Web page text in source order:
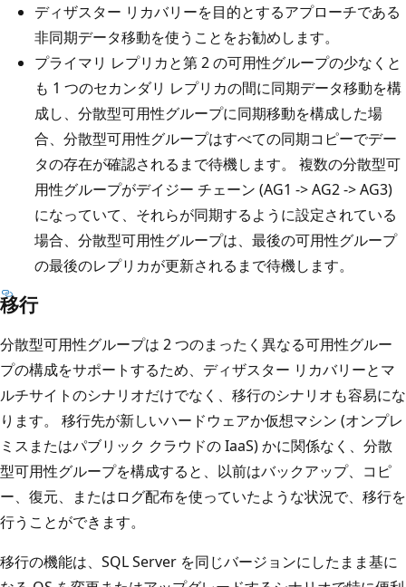
ディザスター リカバリーを目的とするアプローチである
非同期データ移動を使うことをお勧めします。
プライマリ レプリカと第 2 の可用性グループの少なくと
も 1 つのセカンダリ レプリカの間に同期データ移動を構
成し、分散型可用性グループに同期移動を構成した場
合、分散型可用性グループはすべての同期コピーでデー
タの存在が確認されるまで待機します。 複数の分散型可
用性グループがデイジー チェーン (AG1 -> AG2 -> AG3)
になっていて、それらが同期するように設定されている
場合、分散型可用性グループは、最後の可用性グループ
の最後のレプリカが更新されるまで待機します。
移行
分散型可用性グループは 2 つのまったく異なる可用性グルー
プの構成をサポートするため、ディザスター リカバリーとマ
ルチサイトのシナリオだけでなく、移行のシナリオも容易にな
ります。 移行先が新しいハードウェアか仮想マシン (オンプレ
ミスまたはパブリック クラウドの IaaS) かに関係なく、分散
型可用性グループを構成すると、以前はバックアップ、コピ
ー、復元、またはログ配布を使っていたような状況で、移行を
行うことができます。
移行の機能は、SQL Server を同じバージョンにしたまま基に